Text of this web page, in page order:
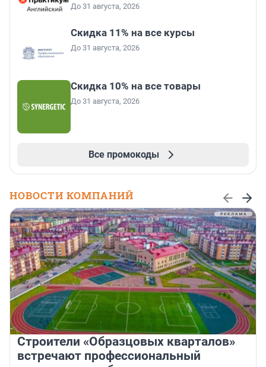
До 31 августа, 2026
Скидка 11% на все курсы
До 31 августа, 2026
Скидка 10% на все товары
До 31 августа, 2026
Все промокоды
НОВОСТИ КОМПАНИЙ
Строители «Образцовых кварталов»
встречают профессиональный